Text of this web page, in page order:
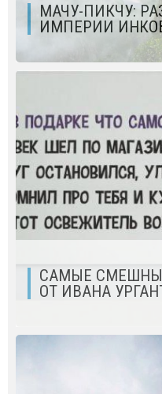
МАЧУ-ПИКЧУ:
ИМПЕРИИ
САМЫЕ
ОТ ИВАНА